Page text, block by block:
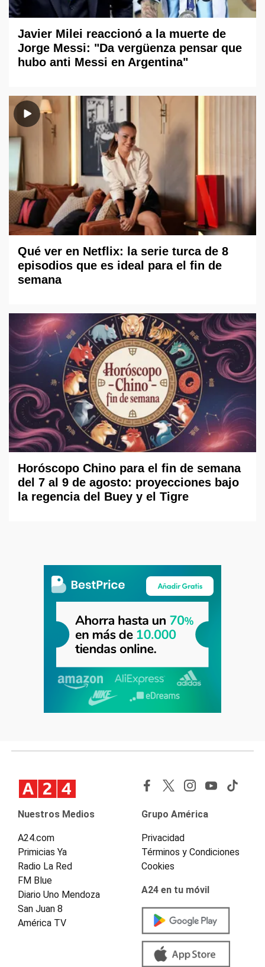
Javier Milei reaccionó a la muerte de
Jorge Messi: "Da vergüenza pensar que
hubo anti Messi en Argentina"
Qué ver en Netflix: la serie turca de 8
episodios que es ideal para el fin de
semana
Horóscopo Chino para el fin de semana
del 7 al 9 de agosto: proyecciones bajo
la regencia del Buey y el Tigre
Nuestros Medios
A24.com
Primicias Ya
Radio La Red
FM Blue
Diario Uno Mendoza
San Juan 8
América TV
Grupo América
Privacidad
Términos y Condiciones
Cookies
A24 en tu móvil